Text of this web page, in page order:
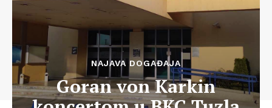
NAJAVA DOGAĐAJA
Goran von Karkin